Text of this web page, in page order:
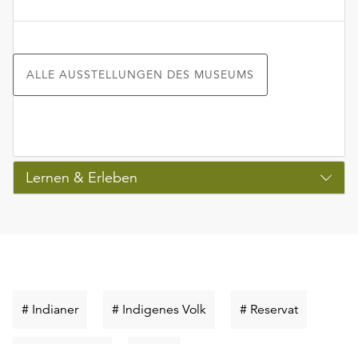
ALLE AUSSTELLUNGEN DES MUSEUMS
Lernen & Erleben
# IndianerSchlüsselwort
# Indigenes VolkSchlüsselwort
# Reservat